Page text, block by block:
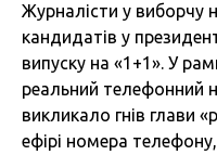
Журналісти у виборчу
кандидатів у
випуску на «1+1». У
реальний телефонний
викликало гнів глави
ефірі номера